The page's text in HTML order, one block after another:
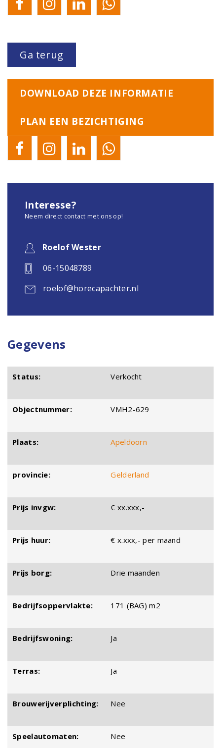
Ga terug
DOWNLOAD DEZE INFORMATIE
PLAN EEN BEZICHTIGING
Interesse?
Neem direct contact met ons op!
Roelof Wester
06-15048789
roelof@horecapachter.nl
Gegevens
Status: Verkocht
Objectnummer: VMH2-629
Plaats: Apeldoorn
provincie: Gelderland
Prijs invgw: € xx.xxx,-
Prijs huur: € x.xxx,- per maand
Prijs borg: Drie maanden
Bedrijfsoppervlakte: 171 (BAG) m2
Bedrijfswoning: Ja
Terras: Ja
Brouwerijverplichting: Nee
Speelautomaten: Nee